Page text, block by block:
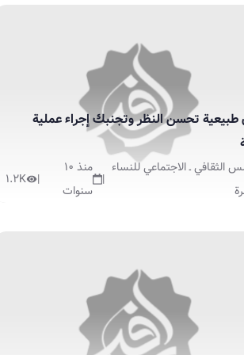
طبيعية تحسن النظر وتجنبك إجراء عملية
الثقافي ـ الاجتماعي للنساء
|
منذ ١٠
سنوات
| ١.٢K